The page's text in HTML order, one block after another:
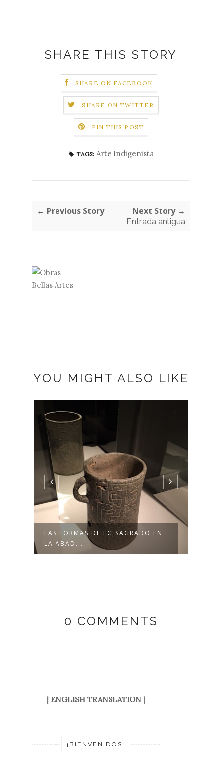
SHARE THIS STORY
SHARE ON FACEBOOK
SHARE ON TWITTER
PIN THIS POST
TAGS: Arte Indigenista
← Previous Story Next Story →
Entrada antigua
YOU MIGHT ALSO LIKE
LAS FORMAS DE LO SAGRADO EN
LA ABAD...
0 COMMENTS
| ENGLISH TRANSLATION|
¡BIENVENIDOS!